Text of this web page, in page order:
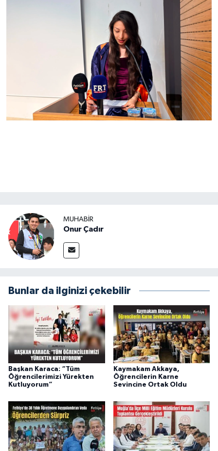
MUHABİR
Onur Çadır
Bunlar da ilginizi çekebilir
Başkan Karaca: “Tüm
Öğrencilerimizi Yürekten
Kutluyorum”
Kaymakam Akkaya,
Öğrencilerin Karne
Sevincine Ortak Oldu